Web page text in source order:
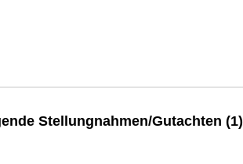
Stellungnahmen/Gutachten (1)